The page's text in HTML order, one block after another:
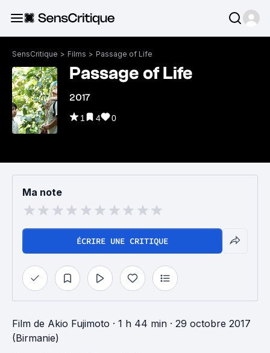
SensCritique > Films > Passage of Life
Passage of Life
2017
1 4 0
Ma note
ÉCRIRE UNE CRITIQUE
Film de Akio Fujimoto · 1 h 44 min · 29 octobre 2017
(Birmanie)